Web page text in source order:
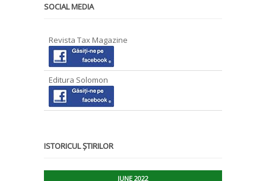
SOCIAL MEDIA
Revista Tax Magazine
Editura Solomon
ISTORICUL ȘTIRILOR
JUNE 2022